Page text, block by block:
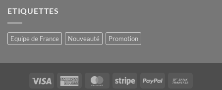
ETIQUETTES
Equipe de France Nouveauté Promotion
Visa
American
MasterCardStripe PayPal